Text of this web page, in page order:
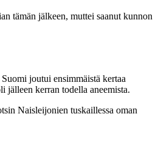
tämän jälkeen, muttei saanut kunnon
joutui ensimmäistä kertaa
kerran todella aneemista.
Naisleijonien tuskaillessa oman